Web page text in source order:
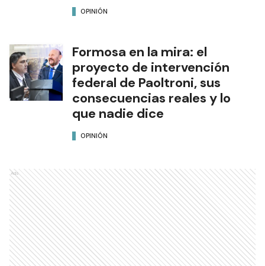
OPINIÓN
Formosa en la mira: el
proyecto de intervención
federal de Paoltroni, sus
consecuencias reales y lo
que nadie dice
OPINIÓN
Ads